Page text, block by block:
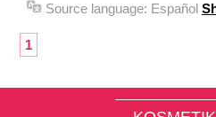
Source language: Español
1